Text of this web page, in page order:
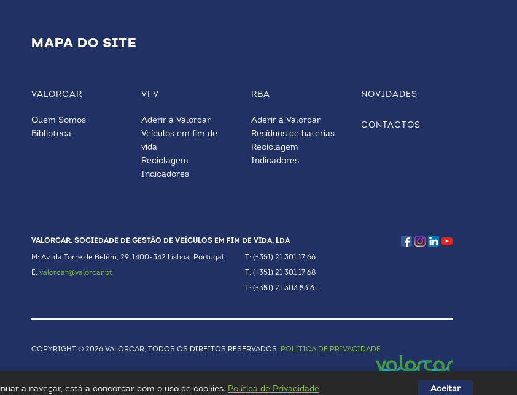
MAPA DO SITE
VALORCAR
Quem Somos
Biblioteca
VFV
Aderir à Valorcar
Veículos em fim de
vida
Reciclagem
Indicadores
RBA
Aderir à Valorcar
Resíduos de baterias
Reciclagem
Indicadores
NOVIDADES
CONTACTOS
VALORCAR. SOCIEDADE DE GESTÃO DE VEÍCULOS EM FIM DE VIDA, LDA
M: Av. da Torre de Belém, 29. 1400-342 Lisboa. Portugal
E: valorcar@valorcar.pt
T: (+351) 21 301 17 66
T: (+351) 21 301 17 68
T: (+351) 21 303 53 61
COPYRIGHT © 2026 VALORCAR, TODOS OS DIREITOS RESERVADOS. POLÍTICA DE PRIVACIDADE
a navegar, está a concordar com o uso de cookies. Política de Privacidade Aceitar